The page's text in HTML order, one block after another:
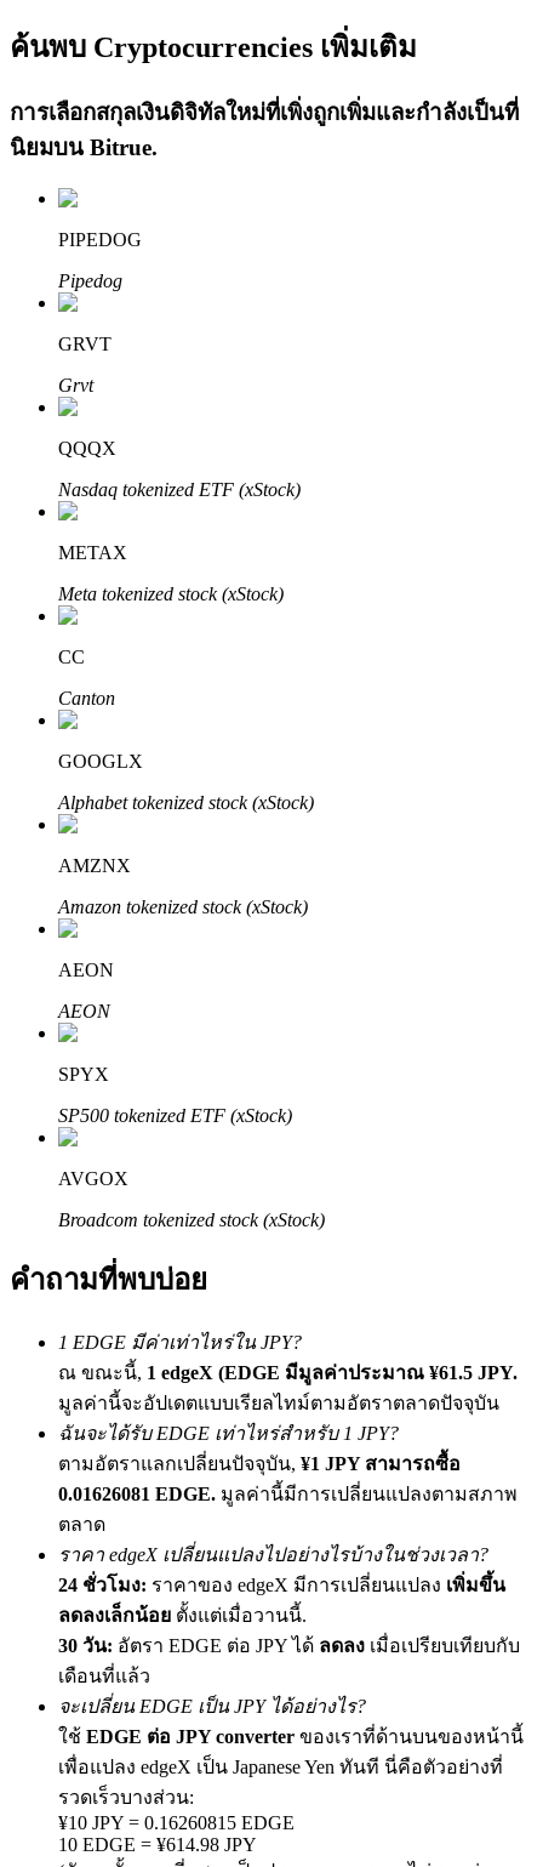
ลงทุนอัตโนมัติ
เรียนรู้เกี่ยวกับการสร้างรายได้แบบพาสซีฟ
Bitrue
พันธมิตร Bitrue
มากถึง 65% คอมมิชชั่น!
การแนะนำ
เชิญเพื่อนเพื่อรับรางวัลเงินสด
BTC Welcome Rewards
BTC Welcome Rewards
Deposit & Trade BTC to Share 25000 USDT prize pool!
Deposit CASHCAT & Win
ค้นพบ Cryptocurrencies เพิ่มเติม
การเลือกสกุลเงินดิจิทัลใหม่ที่เพิ่งถูกเพิ่มและกำลังเป็นที่
นิยมบน Bitrue.
PIPEDOG
Pipedog
GRVT
Grvt
QQQX
Nasdaq tokenized ETF (xStock)
METAX
Meta tokenized stock (xStock)
CC
Canton
GOOGLX
Alphabet tokenized stock (xStock)
AMZNX
Amazon tokenized stock (xStock)
AEON
AEON
SPYX
SP500 tokenized ETF (xStock)
AVGOX
Broadcom tokenized stock (xStock)
คำถามที่พบบ่อย
1 EDGE มีค่าเท่าไหร่ใน JPY?
ณ ขณะนี้, 1 edgeX (EDGE มีมูลค่าประมาณ ¥61.5 JPY.
มูลค่านี้จะอัปเดตแบบเรียลไทม์ตามอัตราตลาดปัจจุบัน
ฉันจะได้รับ EDGE เท่าไหร่สำหรับ 1 JPY?
ตามอัตราแลกเปลี่ยนปัจจุบัน, ¥1 JPY สามารถซื้อ
0.01626081 EDGE. มูลค่านี้มีการเปลี่ยนแปลงตามสภาพ
ตลาด
ราคา edgeX เปลี่ยนแปลงไปอย่างไรบ้างในช่วงเวลา?
24 ชั่วโมง: ราคาของ edgeX มีการเปลี่ยนแปลง เพิ่มขึ้น
ลดลงเล็กน้อย ตั้งแต่เมื่อวานนี้.
30 วัน: อัตรา EDGE ต่อ JPY ได้ ลดลง เมื่อเปรียบเทียบกับ
เดือนที่แล้ว
จะเปลี่ยน EDGE เป็น JPY ได้อย่างไร?
ใช้ EDGE ต่อ JPY converter ของเราที่ด้านบนของหน้านี้
เพื่อแปลง edgeX เป็น Japanese Yen ทันที นี่คือตัวอย่างที่
รวดเร็วบางส่วน:
¥10 JPY = 0.16260815 EDGE
10 EDGE = ¥614.98 JPY